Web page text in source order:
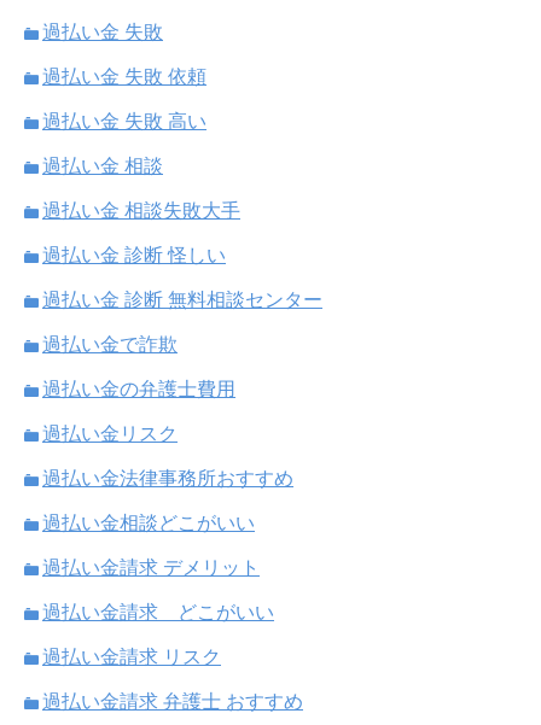
過払い金 失敗
過払い金 失敗 依頼
過払い金 失敗 高い
過払い金 相談
過払い金 相談失敗大手
過払い金 診断 怪しい
過払い金 診断 無料相談センター
過払い金で詐欺
過払い金の弁護士費用
過払い金リスク
過払い金法律事務所おすすめ
過払い金相談どこがいい
過払い金請求 デメリット
過払い金請求 どこがいい
過払い金請求 リスク
過払い金請求 弁護士 おすすめ